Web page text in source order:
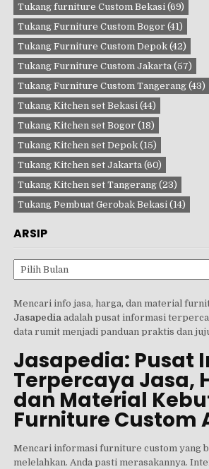
Tukang furniture Custom Bekasi (69)
Tukang Furniture Custom Bogor (41)
Tukang Furniture Custom Depok (42)
Tukang Furniture Custom Jakarta (57)
Tukang Furniture Custom Tangerang (43)
Tukang Kitchen set Bekasi (44)
Tukang Kitchen set Bogor (18)
Tukang Kitchen set Depok (15)
Tukang Kitchen set Jakarta (60)
Tukang Kitchen set Tangerang (23)
Tukang Pembuat Gerobak Bekasi (14)
ARSIP
Arsip
Mencari info jasa, harga, dan material
Jasapedia adalah pusat informasi
data rumit menjadi panduan praktis dan
Jasapedia: Pusat
Terpercaya Jasa,
dan Material
Furniture Custom
Mencari informasi furniture custom yang
melelahkan. Anda pasti merasakannya.